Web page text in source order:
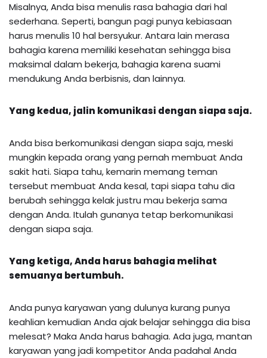
Misalnya, Anda bisa menulis rasa bahagia dari hal
sederhana. Seperti, bangun pagi punya kebiasaan
harus menulis 10 hal bersyukur. Antara lain merasa
bahagia karena memiliki kesehatan sehingga bisa
maksimal dalam bekerja, bahagia karena suami
mendukung Anda berbisnis, dan lainnya.
Yang kedua, jalin komunikasi dengan siapa saja.
Anda bisa berkomunikasi dengan siapa saja, meski
mungkin kepada orang yang pernah membuat Anda
sakit hati. Siapa tahu, kemarin memang teman
tersebut membuat Anda kesal, tapi siapa tahu dia
berubah sehingga kelak justru mau bekerja sama
dengan Anda. Itulah gunanya tetap berkomunikasi
dengan siapa saja.
Yang ketiga, Anda harus bahagia melihat
semuanya bertumbuh.
Anda punya karyawan yang dulunya kurang punya
keahlian kemudian Anda ajak belajar sehingga dia bisa
melesat? Maka Anda harus bahagia. Ada juga, mantan
karyawan yang jadi kompetitor Anda padahal Anda